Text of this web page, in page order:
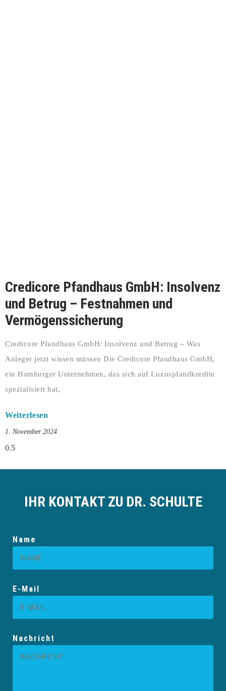
Credicore Pfandhaus GmbH: Insolvenz
und Betrug – Festnahmen und
Vermögenssicherung
Credicore Pfandhaus GmbH: Insolvenz und Betrug – Was
Anleger jetzt wissen müssen Die Credicore Pfandhaus GmbH,
ein Hamburger Unternehmen, das sich auf Luxuspfandkredite
spezialisiert hat,
Weiterlesen
1. November 2024
IHR KONTAKT ZU DR. SCHULTE
Name
E-Mail
Nachricht